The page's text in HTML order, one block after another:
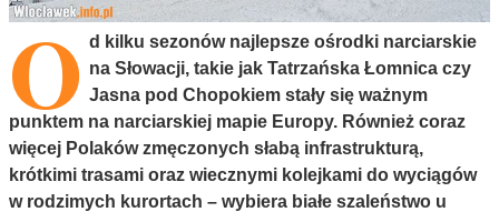
O d kilku sezonów najlepsze ośrodki narciarskie
na Słowacji, takie jak Tatrzańska Łomnica czy
Jasna pod Chopokiem stały się ważnym
punktem na narciarskiej mapie Europy. Również coraz
więcej Polaków zmęczonych słabą infrastrukturą,
krótkimi trasami oraz wiecznymi kolejkami do wyciągów
w rodzimych kurortach – wybiera białe szaleństwo u